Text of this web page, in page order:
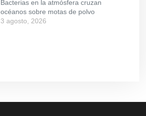
Bacterias en la atmósfera cruzan
océanos sobre motas de polvo
3 agosto, 2026